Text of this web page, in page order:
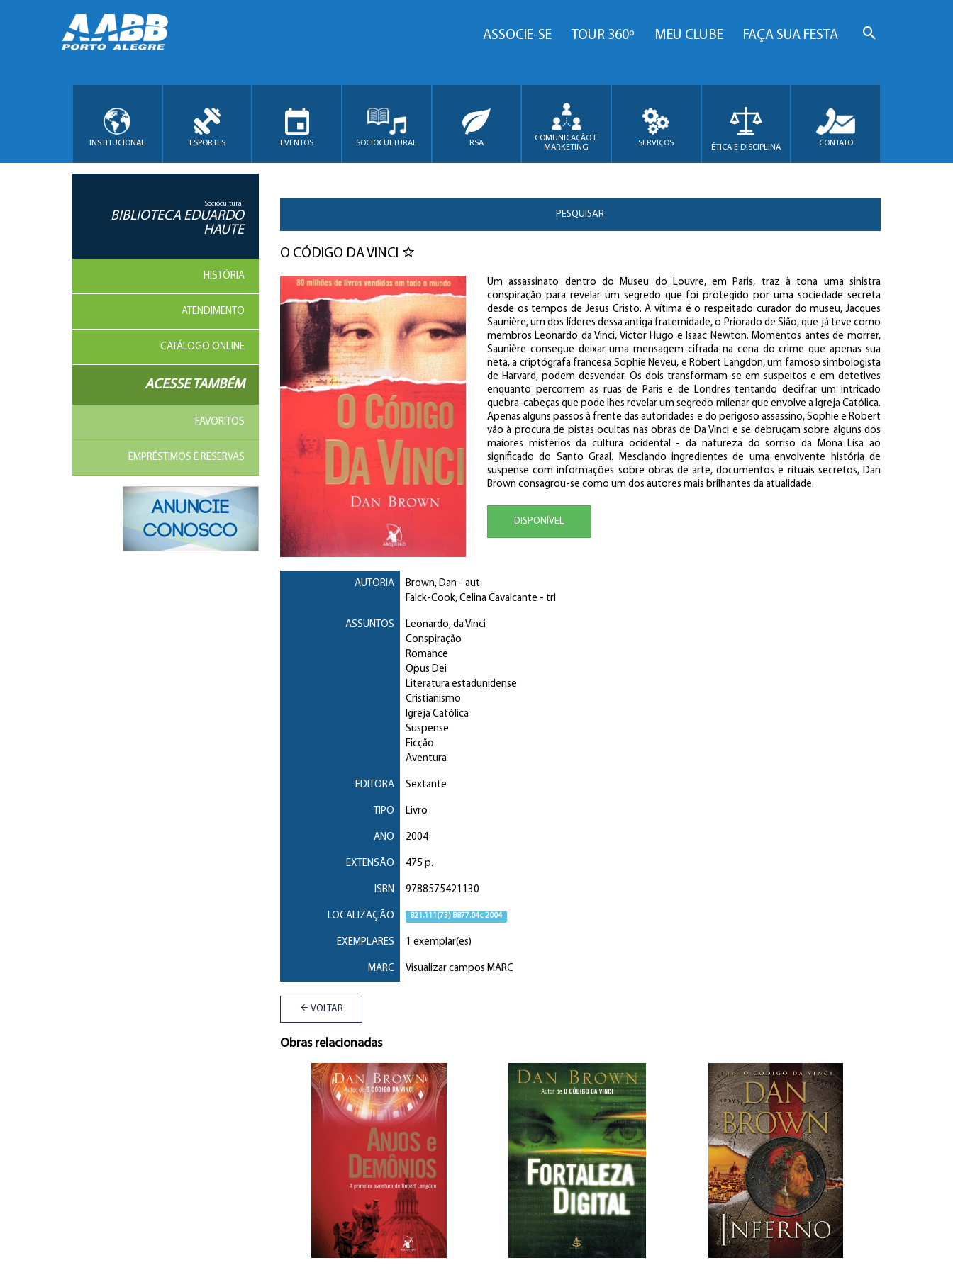
ASSOCIE-SE TOUR 360º MEU CLUBE FAÇA SUA FESTA
INSTITUCIONAL ESPORTES EVENTOS SOCIOCULTURAL RSA
COMUNICAÇÃO E
MARKETING
SERVIÇOS ÉTICA E DISCIPLINA CONTATO
Sociocultural
BIBLIOTECA EDUARDO
HAUTE
HISTÓRIA
ATENDIMENTO
CATÁLOGO ONLINE
ACESSE TAMBÉM
FAVORITOS
EMPRÉSTIMOS E RESERVAS
PESQUISAR
O CÓDIGO DA VINCI
Um assassinato dentro do Museu do Louvre, em Paris, traz à tona uma sinistra
conspiração para revelar um segredo que foi protegido por uma sociedade secreta
desde os tempos de Jesus Cristo. A vítima é o respeitado curador do museu, Jacques
Saunière, um dos líderes dessa antiga fraternidade, o Priorado de Sião, que já teve como
membros Leonardo da Vinci, Victor Hugo e Isaac Newton. Momentos antes de morrer,
Saunière consegue deixar uma mensagem cifrada na cena do crime que apenas sua
neta, a criptógrafa francesa Sophie Neveu, e Robert Langdon, um famoso simbologista
de Harvard, podem desvendar. Os dois transformam-se em suspeitos e em detetives
enquanto percorrem as ruas de Paris e de Londres tentando decifrar um intricado
quebra-cabeças que pode lhes revelar um segredo milenar que envolve a Igreja Católica.
Apenas alguns passos à frente das autoridades e do perigoso assassino, Sophie e Robert
vão à procura de pistas ocultas nas obras de Da Vinci e se debruçam sobre alguns dos
maiores mistérios da cultura ocidental - da natureza do sorriso da Mona Lisa ao
significado do Santo Graal. Mesclando ingredientes de uma envolvente história de
suspense com informações sobre obras de arte, documentos e rituais secretos, Dan
Brown consagrou-se como um dos autores mais brilhantes da atualidade.
DISPONÍVEL
AUTORIA Brown, Dan - aut
Falck-Cook, Celina Cavalcante - trl
ASSUNTOS
Leonardo, da Vinci
Conspiração
Romance
Opus Dei
Literatura estadunidense
Cristianismo
Igreja Católica
Suspense
Ficção
Aventura
EDITORA Sextante
TIPO Livro
ANO 2004
EXTENSÃO 475 p.
ISBN 9788575421130
LOCALIZAÇÃO 821.111(73) B877.04c 2004
EXEMPLARES 1 exemplar(es)
MARC Visualizar campos MARC
VOLTAR
Obras relacionadas